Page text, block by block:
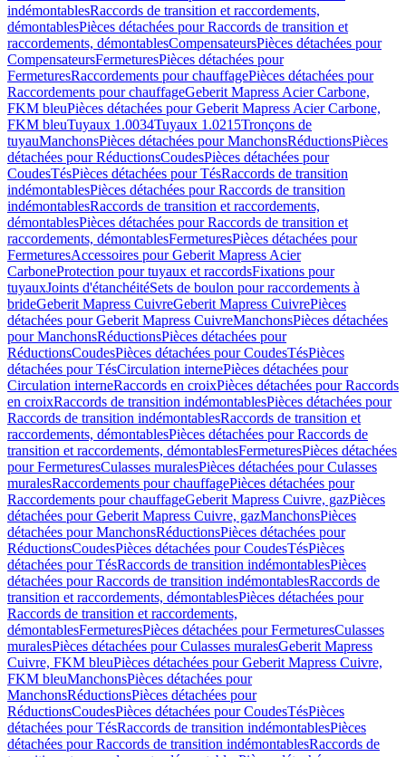
indémontablesRaccords de transition et raccordements,
démontablesPièces détachées pour Raccords de transition et
raccordements, démontablesCompensateursPièces détachées pour
CompensateursFermeturesPièces détachées pour
FermeturesRaccordements pour chauffagePièces détachées pour
Raccordements pour chauffageGeberit Mapress Acier Carbone,
FKM bleuPièces détachées pour Geberit Mapress Acier Carbone,
FKM bleuTuyaux 1.0034Tuyaux 1.0215Tronçons de
tuyauManchonsPièces détachées pour ManchonsRéductionsPièces
détachées pour RéductionsCoudesPièces détachées pour
CoudesTésPièces détachées pour TésRaccords de transition
indémontablesPièces détachées pour Raccords de transition
indémontablesRaccords de transition et raccordements,
démontablesPièces détachées pour Raccords de transition et
raccordements, démontablesFermeturesPièces détachées pour
FermeturesAccessoires pour Geberit Mapress Acier
CarboneProtection pour tuyaux et raccordsFixations pour
tuyauxJoints d'étanchéitéSets de boulon pour raccordements à
brideGeberit Mapress CuivreGeberit Mapress CuivrePièces
détachées pour Geberit Mapress CuivreManchonsPièces détachées
pour ManchonsRéductionsPièces détachées pour
RéductionsCoudesPièces détachées pour CoudesTésPièces
détachées pour TésCirculation internePièces détachées pour
Circulation interneRaccords en croixPièces détachées pour Raccords
en croixRaccords de transition indémontablesPièces détachées pour
Raccords de transition indémontablesRaccords de transition et
raccordements, démontablesPièces détachées pour Raccords de
transition et raccordements, démontablesFermeturesPièces détachées
pour FermeturesCulasses muralesPièces détachées pour Culasses
muralesRaccordements pour chauffagePièces détachées pour
Raccordements pour chauffageGeberit Mapress Cuivre, gazPièces
détachées pour Geberit Mapress Cuivre, gazManchonsPièces
détachées pour ManchonsRéductionsPièces détachées pour
RéductionsCoudesPièces détachées pour CoudesTésPièces
détachées pour TésRaccords de transition indémontablesPièces
détachées pour Raccords de transition indémontablesRaccords de
transition et raccordements, démontablesPièces détachées pour
Raccords de transition et raccordements,
démontablesFermeturesPièces détachées pour FermeturesCulasses
muralesPièces détachées pour Culasses muralesGeberit Mapress
Cuivre, FKM bleuPièces détachées pour Geberit Mapress Cuivre,
FKM bleuManchonsPièces détachées pour
ManchonsRéductionsPièces détachées pour
RéductionsCoudesPièces détachées pour CoudesTésPièces
détachées pour TésRaccords de transition indémontablesPièces
détachées pour Raccords de transition indémontablesRaccords de